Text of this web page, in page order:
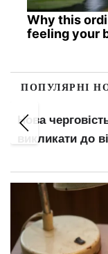
Why this
feeling your
ПОПУЛЯРНІ
Нова
викликати до